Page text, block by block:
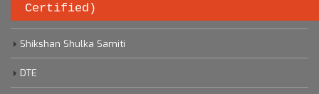
Certified)
Savitribai Phule Pune University
Shikshan Shulka Samiti
DTE